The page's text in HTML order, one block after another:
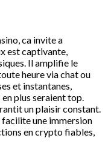
ca invite a
est captivante,
Il amplifie le
heure via chat ou
et instantanes,
plus seraient top.
un plaisir constant.
facilite une immersion
en crypto fiables,